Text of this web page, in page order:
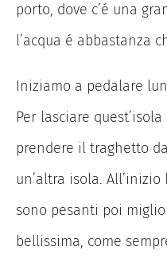
porto, dove c’é una
l’acqua é abbastanza
Iniziamo a pedalare
Per lasciare
prendere il traghetto
un’altra isola.
sono pesanti poi
bellissima, come